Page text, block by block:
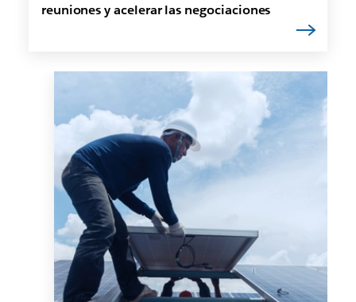
reuniones y acelerar las negociaciones